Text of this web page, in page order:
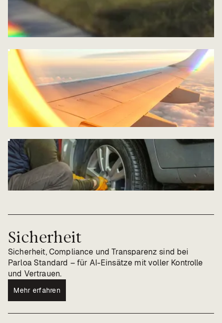
Sicherheit
Sicherheit, Compliance und Transparenz sind bei
Parloa Standard – für AI-Einsätze mit voller Kontrolle
und Vertrauen.
Mehr erfahren